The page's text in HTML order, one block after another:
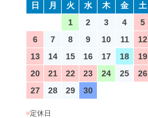
日 月 火 水 木 金
土
1
2 3 4
5
6
7 8 9 10 11
12
13
14 15 16 17 18
19
20
21 22 23 24 25
26
27
28 29 30
■定休日